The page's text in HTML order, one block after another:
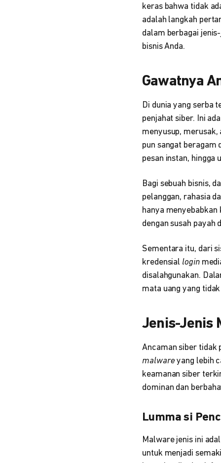
keras bahwa tidak
adalah langkah
dalam berbagai
bisnis Anda.
Gawatnya
Di dunia yang serba
penjahat siber. Ini
menyusup,
pun sangat
pesan instan, hingga
Bagi sebuah bisnis,
pelanggan, rahasia
hanya
dengan susah payah
Sementara itu, dari
kredensial login
disalahgunakan.
mata uang yang
Jenis-Jenis
Ancaman siber tidak
malware yang lebih
keamanan siber
dominan dan
Lumma si
Malware jenis ini
untuk menjadi